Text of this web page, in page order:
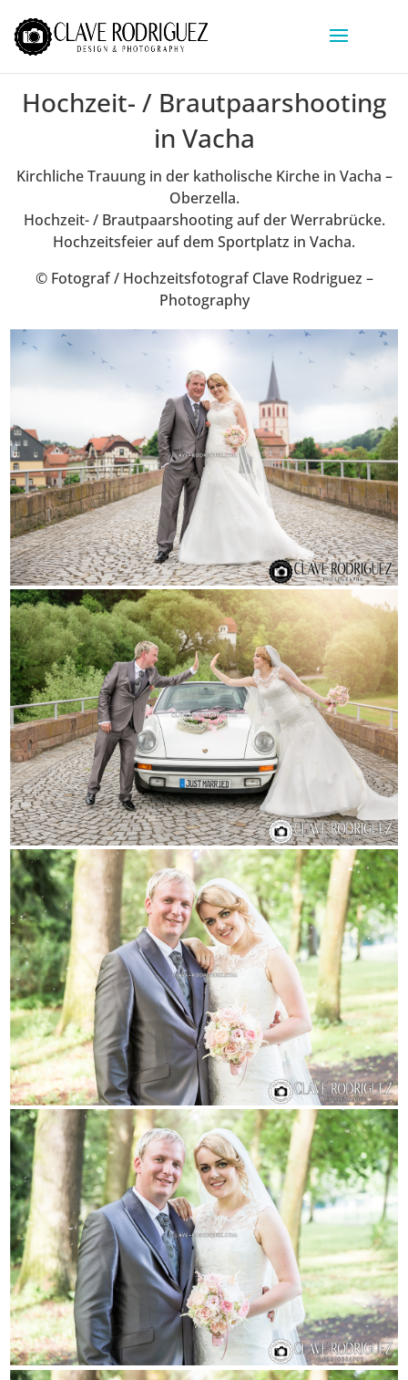
Hochzeit- / Brautpaarshooting
in Vacha
Kirchliche Trauung in der katholische Kirche in Vacha –
Oberzella.
Hochzeit- / Brautpaarshooting auf der Werrabrücke.
Hochzeitsfeier auf dem Sportplatz in Vacha.
© Fotograf / Hochzeitsfotograf Clave Rodriguez –
Photography